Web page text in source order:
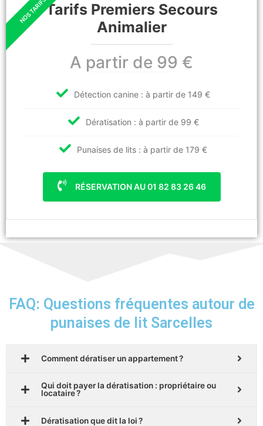
Tarifs Premiers Secours
Animalier
A partir de 99 €
Détection canine : à partir de 149 €
Dératisation : à partir de 99 €
Punaises de lits : à partir de 179 €
RÉSERVATION AU 01 82 83 26 46
FAQ: Questions fréquentes autour de
punaises de lit Sarcelles
Comment dératiser un appartement ?
Qui doit payer la dératisation : propriétaire ou
locataire ?
Dératisation que dit la loi ?